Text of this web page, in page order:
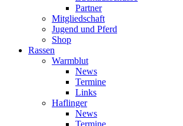
Partner
Mitgliedschaft
Jugend und Pferd
Shop
Rassen
Warmblut
News
Termine
Links
Haflinger
News
Termine